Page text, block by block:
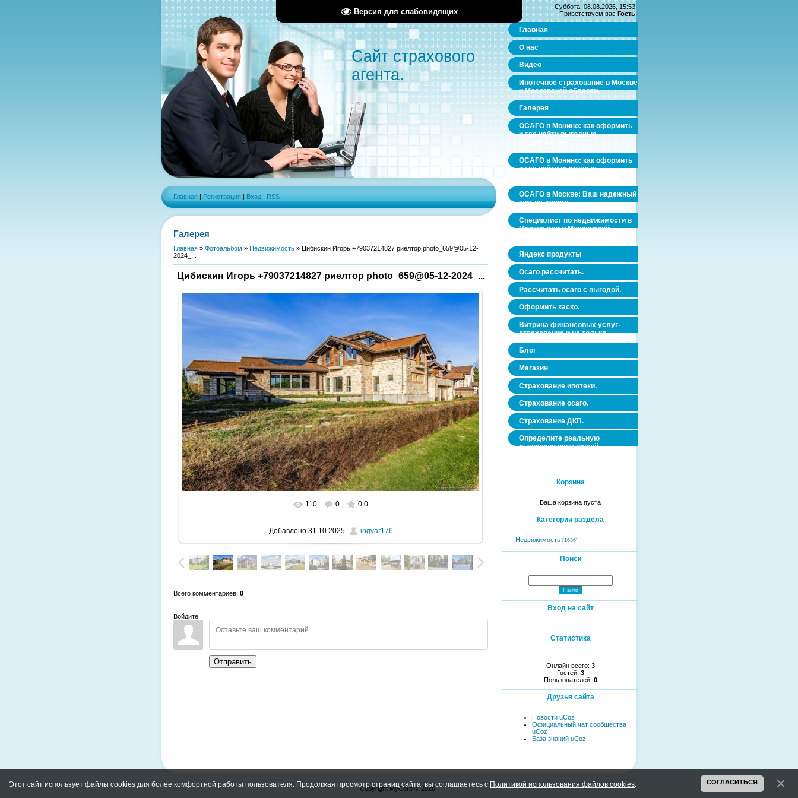
Версия для слабовидящих
Сайт страхового
агента.
Главная | Регистрация | Вход | RSS
Галерея
Главная » Фотоальбом » Недвижимость » Цибискин Игорь +79037214827 риелтор photo_659@05-12-
2024_...
Цибискин Игорь +79037214827 риелтор photo_659@05-12-2024_...
В реальном размере 1600x1067
110 0 0.0
Добавлено31.10.2025 ingvar176
Всего комментариев: 0
Войдите:
Отправить
Суббота, 08.08.2026, 15:53
Приветствуем вас Гость
Главная
О нас
Видео
Ипотечное страхование в Москве
и Московской области.
Галерея
ОСАГО в Монино: как оформить
и где найти выгодные
ОСАГО в Монино: как оформить
и где найти выгодные
ОСАГО в Москве: Ваш надежный
щит на дороге
Специалист по недвижимости в
Москве или в Московской
Яндекс продукты
Осаго рассчитать.
Рассчитать осаго с выгодой.
Оформить каско.
Витрина финансовых услуг-
страхование и не только.
Блог
Магазин
Страхование ипотеки.
Страхование осаго.
Страхование ДКП.
Определите реальную
рыночную цену вашей
Корзина
Ваша корзина пуста
Категории раздела
Недвижимость [1636]
Поиск
Вход на сайт
Статистика
Онлайн всего: 3
Гостей: 3
Пользователей: 0
Друзья сайта
Новости uCoz
Официальный чат сообщества
uCoz
База знаний uCoz
Copyright MyCorp © 2026|
Этот сайт использует файлы cookies для более комфортной работы пользователя. Продолжая просмотр страниц сайта, вы соглашаетесь с Политикой использования файлов cookies СОГЛАСИТЬСЯ